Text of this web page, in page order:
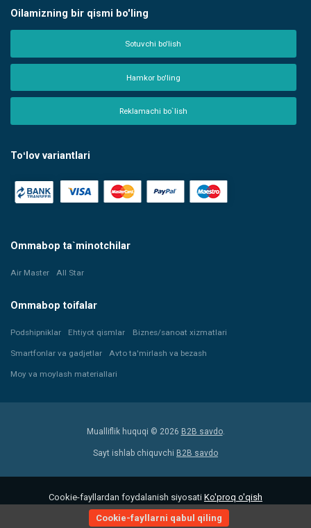
Oilamizning bir qismi bo'ling
Sotuvchi bo'lish
Hamkor bo'ling
Reklamachi bo`lish
Toʻlov variantlari
Ommabop ta`minotchilar
Air Master All Star
Ommabop toifalar
Podshipniklar Ehtiyot qismlar Biznes/sanoat xizmatlari
Smartfonlar va gadjetlar Avto ta'mirlash va bezash
Moy va moylash materiallari
Mualliflik huquqi © 2026 B2B savdo.
Sayt ishlab chiquvchi B2B savdo
Cookie-fayllardan foydalanish siyosati Ko'proq o'qish
Cookie-fayllarni qabul qiling